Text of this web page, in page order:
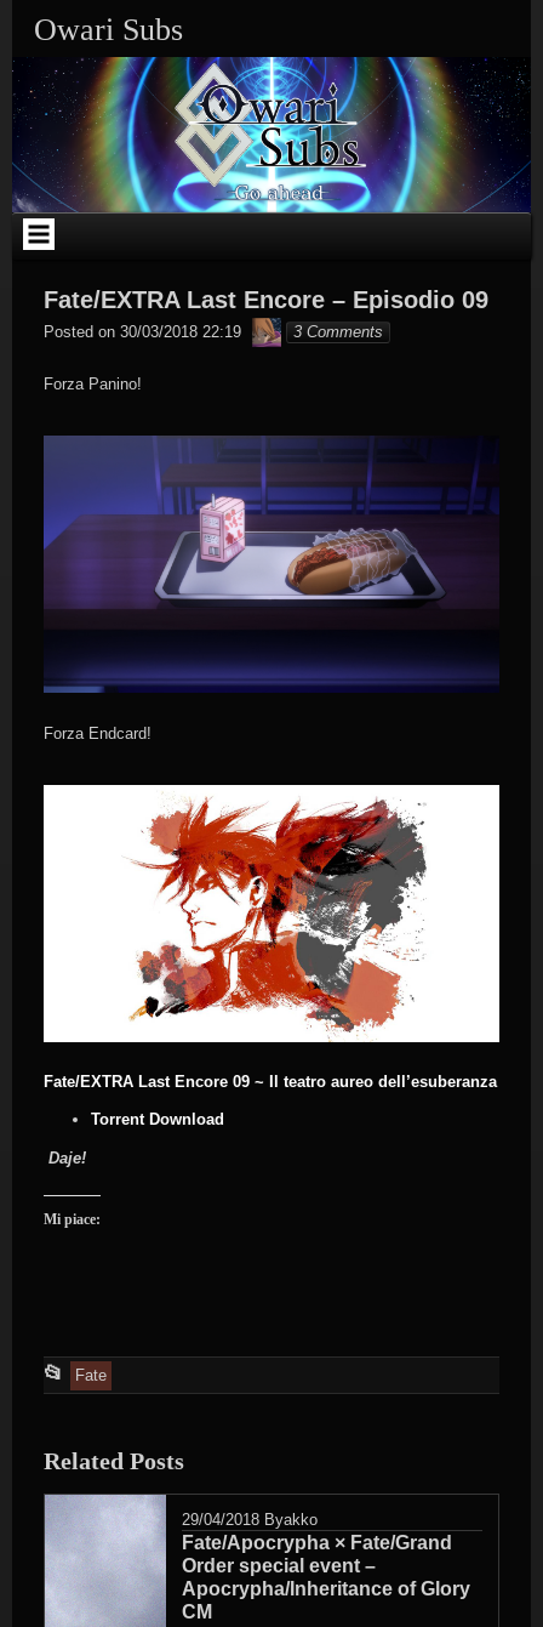
Owari Subs
Fate/EXTRA Last Encore – Episodio 09
Posted on 30/03/2018 22:19 Cusy
3 Comments
Forza Panino!
Forza Endcard!
Fate/EXTRA Last Encore 09 ~ Il teatro aureo dell’esuberanza
Torrent Download
Daje!
Mi piace:
📂
This
posted
in
Fate
Related Posts
29/04/2018 Byakko
Fate/Apocrypha × Fate/Grand
Order special event –
Apocrypha/Inheritance of Glory
CM